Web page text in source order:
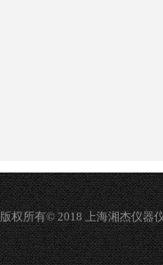
版权所有© 2018 上海湘杰仪器